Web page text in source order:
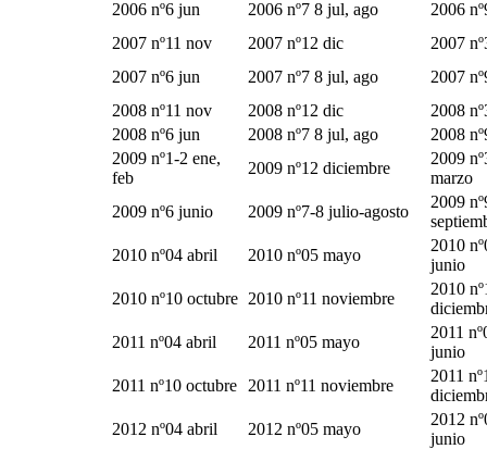
2006 nº6 jun
2006 nº7 8 jul, ago
2006
2007 nº11 nov
2007 nº12 dic
2007
2007 nº6 jun
2007 nº7 8 jul, ago
2007
2008 nº11 nov
2008 nº12 dic
2008
2008 nº6 jun
2008 nº7 8 jul, ago
2008
2009 nº1-2 ene,
feb
2009 nº12 diciembre
2009
marzo
2009 nº6 junio
2009 nº7-8 julio-agosto
2009
2010 nº04 abril
2010 nº05 mayo
2010
junio
2010 nº10 octubre 2010 nº11 noviembre
2010
2011 nº04 abril
2011 nº05 mayo
2011
junio
2011 nº10 octubre
2011 nº11 noviembre
2011
2012 nº04 abril
2012 nº05 mayo
2012
junio